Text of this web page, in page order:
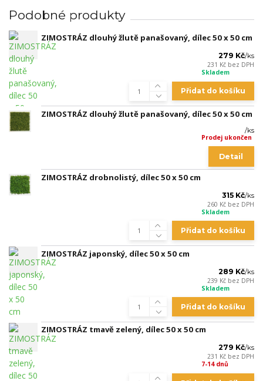
Podobné produkty
ZIMOSTRÁZ dlouhý žlutě panašovaný, dílec 50 x 50 cm
279 Kč/ks
231 Kč bez DPH
Skladem
Přidat do košíku
ZIMOSTRÁZ dlouhý žlutě panašovaný, dílec 50 x 50 cm
/ks
Prodej ukončen
Detail
ZIMOSTRÁZ drobnolistý, dílec 50 x 50 cm
315 Kč/ks
260 Kč bez DPH
Skladem
Přidat do košíku
ZIMOSTRÁZ japonský, dílec 50 x 50 cm
289 Kč/ks
239 Kč bez DPH
Skladem
Přidat do košíku
ZIMOSTRÁZ tmavě zelený, dílec 50 x 50 cm
279 Kč/ks
231 Kč bez DPH
7-14 dnů